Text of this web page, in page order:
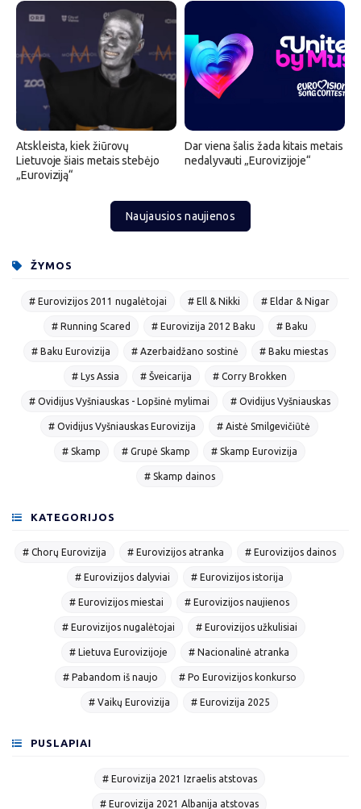
Atskleista, kiek žiūrovų
Lietuvoje šiais metais stebėjo
„Euroviziją“
Dar viena šalis žada kitais metais
nedalyvauti „Eurovizijoje“
Naujausios naujienos
ŽYMOS
# Eurovizijos 2011 nugalėtojai # Ell & Nikki # Eldar & Nigar
# Running Scared # Eurovizija 2012 Baku # Baku
# Baku Eurovizija # Azerbaidžano sostinė # Baku miestas
# Lys Assia # Šveicarija # Corry Brokken
# Ovidijus Vyšniauskas - Lopšinė mylimai # Ovidijus Vyšniauskas
# Ovidijus Vyšniauskas Eurovizija # Aistė Smilgevičiūtė
# Skamp # Grupė Skamp # Skamp Eurovizija
# Skamp dainos
KATEGORIJOS
# Chorų Eurovizija # Eurovizijos atranka # Eurovizijos dainos
# Eurovizijos dalyviai # Eurovizijos istorija
# Eurovizijos miestai # Eurovizijos naujienos
# Eurovizijos nugalėtojai # Eurovizijos užkulisiai
# Lietuva Eurovizijoje # Nacionalinė atranka
# Pabandom iš naujo # Po Eurovizijos konkurso
# Vaikų Eurovizija # Eurovizija 2025
PUSLAPIAI
# Eurovizija 2021 Izraelis atstovas
# Eurovizija 2021 Albanija atstovas